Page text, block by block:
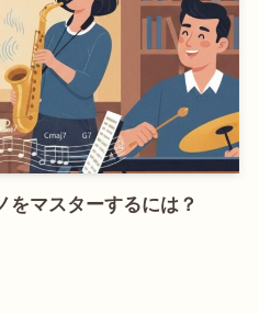
をマスターするには？